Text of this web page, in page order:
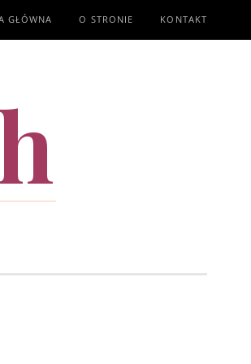
GŁÓWNA O STRONIE KONTAKT